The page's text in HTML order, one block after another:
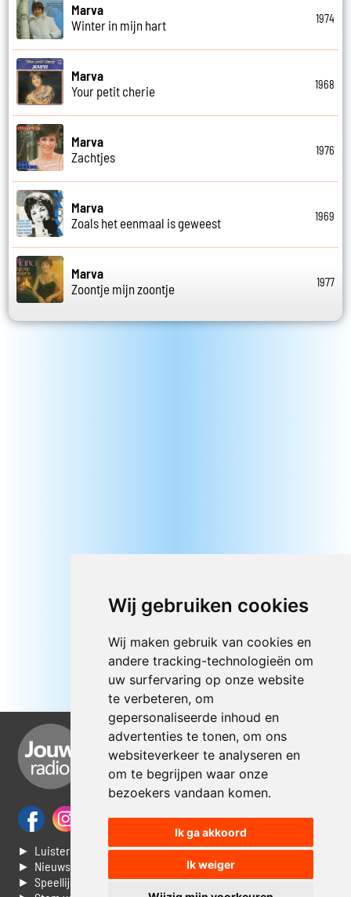
Wij gebruiken cookies
Wij maken gebruik van cookies en
andere tracking-technologieën om
uw surfervaring op onze website
te verbeteren, om
gepersonaliseerde inhoud en
advertenties te tonen, om ons
websiteverkeer te analyseren en
om te begrijpen waar onze
bezoekers vandaan komen.
Ik ga akkoord
Ik weiger
Marva
Winter in mijn hart
1974
Marva
Your petit cherie
1968
Marva
Zachtjes
1976
Marva
Zoals het eenmaal is geweest
1969
Marva
Zoontje mijn zoontje
1977
► Luisteren naar Jouwradio
► Nieuws
► Speellijst